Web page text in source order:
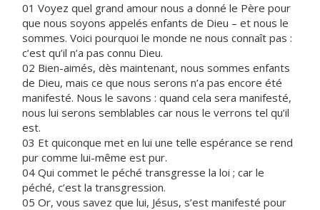
01 Voyez quel grand amour nous a donné le Père pour
que nous soyons appelés enfants de Dieu – et nous le
sommes. Voici pourquoi le monde ne nous connaît pas :
c’est qu’il n’a pas connu Dieu.
02 Bien-aimés, dès maintenant, nous sommes enfants
de Dieu, mais ce que nous serons n’a pas encore été
manifesté. Nous le savons : quand cela sera manifesté,
nous lui serons semblables car nous le verrons tel qu’il
est.
03 Et quiconque met en lui une telle espérance se rend
pur comme lui-même est pur.
04 Qui commet le péché transgresse la loi ; car le
péché, c’est la transgression.
05 Or, vous savez que lui, Jésus, s’est manifesté pour